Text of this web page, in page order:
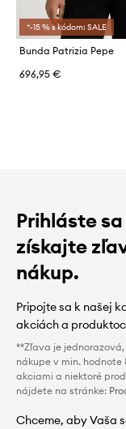
*-15 % s kódom: SALE
Bunda Patrizia Pepe
696,95 €
Prihláste
získajte
nákup.
Pripojte sa k našej
akciách a
**Zľava je
nákupe v min.
akciami a niektoré
nájdete na stránke:
Chceme, aby Vaša